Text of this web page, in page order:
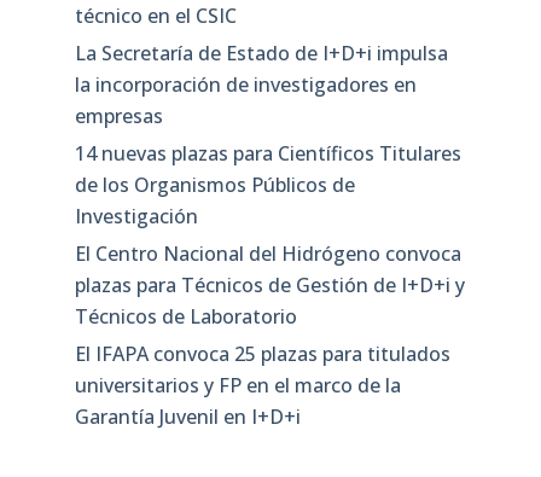
técnico en el CSIC
La Secretaría de Estado de I+D+i impulsa
la incorporación de investigadores en
empresas
14 nuevas plazas para Científicos Titulares
de los Organismos Públicos de
Investigación
El Centro Nacional del Hidrógeno convoca
plazas para Técnicos de Gestión de I+D+i y
Técnicos de Laboratorio
El IFAPA convoca 25 plazas para titulados
universitarios y FP en el marco de la
Garantía Juvenil en I+D+i